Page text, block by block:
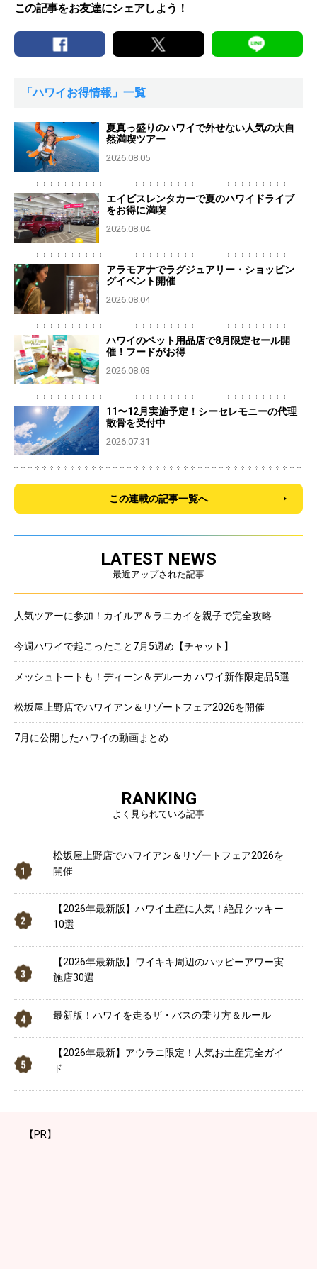
この記事をお友達にシェアしよう！
「ハワイお得情報」一覧
夏真っ盛りのハワイで外せない人気の大自
然満喫ツアー
2026.08.05
エイビスレンタカーで夏のハワイドライブ
をお得に満喫
2026.08.04
アラモアナでラグジュアリー・ショッピン
グイベント開催
2026.08.04
ハワイのペット用品店で8月限定セール開
催！フードがお得
2026.08.03
11〜12月実施予定！シーセレモニーの代理
散骨を受付中
2026.07.31
この連載の記事一覧へ
LATEST NEWS
最近アップされた記事
人気ツアーに参加！カイルア＆ラニカイを親子で完全攻略
今週ハワイで起こったこと7月5週め【チャット】
メッシュトートも！ディーン＆デルーカ ハワイ新作限定品5選
松坂屋上野店でハワイアン＆リゾートフェア2026を開催
7月に公開したハワイの動画まとめ
RANKING
よく見られている記事
松坂屋上野店でハワイアン＆リゾートフェア2026を
開催
【2026年最新版】ハワイ土産に人気！絶品クッキー
10選
【2026年最新版】ワイキキ周辺のハッピーアワー実
施店30選
最新版！ハワイを走るザ・バスの乗り方＆ルール
【2026年最新】アウラニ限定！人気お土産完全ガイ
ド
【PR】